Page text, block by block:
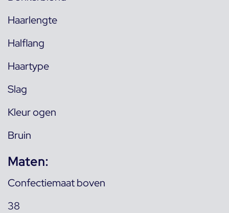
Haarlengte
Halflang
Haartype
Slag
Kleur ogen
Bruin
Maten:
Confectiemaat boven
38